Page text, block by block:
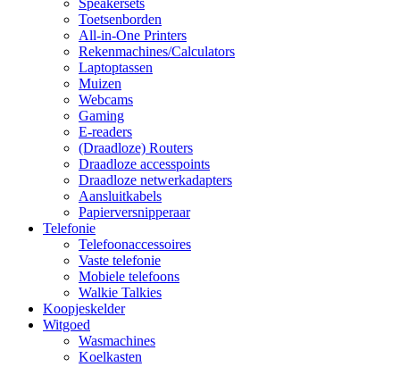
Speakersets
Toetsenborden
All-in-One Printers
Rekenmachines/Calculators
Laptoptassen
Muizen
Webcams
Gaming
E-readers
(Draadloze) Routers
Draadloze accesspoints
Draadloze netwerkadapters
Aansluitkabels
Papierversnipperaar
Telefonie
Telefoonaccessoires
Vaste telefonie
Mobiele telefoons
Walkie Talkies
Koopjeskelder
Witgoed
Wasmachines
Koelkasten